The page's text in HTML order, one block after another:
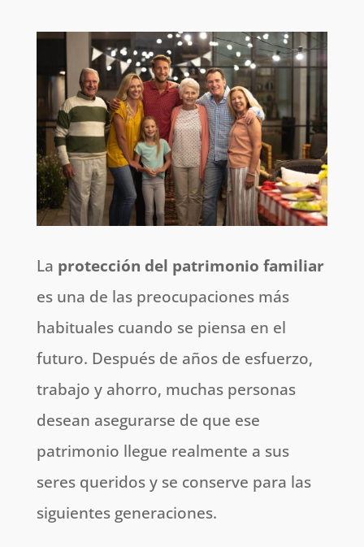
La protección del patrimonio familiar
es una de las preocupaciones más
habituales cuando se piensa en el
futuro. Después de años de esfuerzo,
trabajo y ahorro, muchas personas
desean asegurarse de que ese
patrimonio llegue realmente a sus
seres queridos y se conserve para las
siguientes generaciones.